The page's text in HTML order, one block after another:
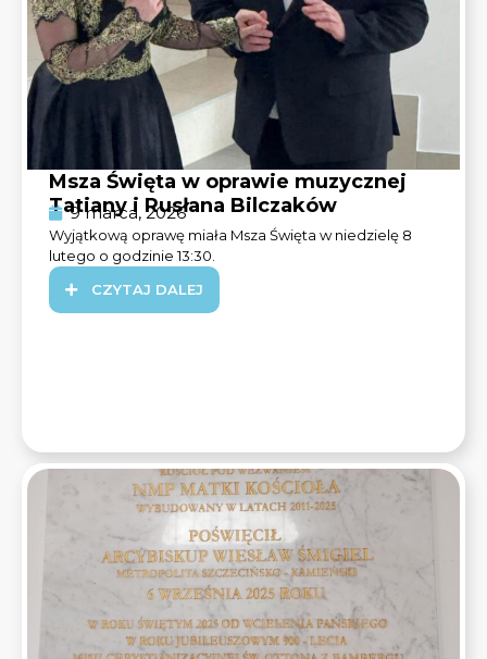
Msza Święta w oprawie muzycznej
Tatiany i Rusłana Bilczaków
9 marca, 2026
Wyjątkową oprawę miała Msza Święta w niedzielę 8
lutego o godzinie 13:30.
CZYTAJ DALEJ